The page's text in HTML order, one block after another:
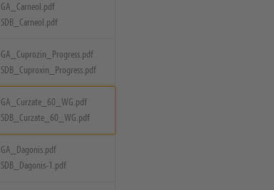
GA_Carneol.pdf
SDB_Carneol.pdf
GA_Cuprozin_Progress.pdf
SDB_Cuproxin_Progress.pdf
GA_Curzate_60_WG.pdf
SDB_Curzate_60_WG.pdf
GA_Dagonis.pdf
SDB_Dagonis-1.pdf